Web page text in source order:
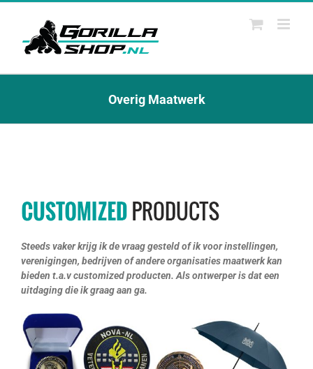
Ga
Overig Maatwerk
Steeds vaker krijg ik de vraag gesteld of ik voor instellingen,
verenigingen, bedrijven of andere organisaties maatwerk kan
bieden t.a.v customized producten. Als ontwerper is dat een
uitdaging die ik graag aan ga.